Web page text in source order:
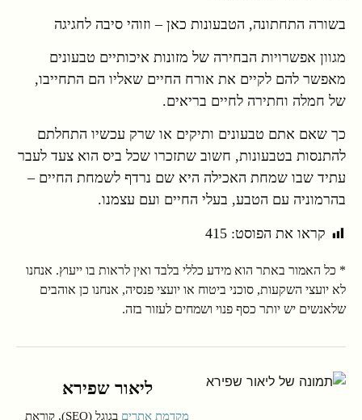
בשורה התחתונה, הטבעונות כאן – וזוהי סיבה לחגיגה
מגוון אפשרויות הבחירה של מזונות איכותיים טבעונים
מאפשר להם לקיים את אורח החיים שאליו הם התחייבו,
של חמלה וחתירה לחיים בריאים.
כך שאם אתם טבעונים ותיקים או שרק עכשיו התחלתם
להתנסות בטבעונות, חשוב שתזכרו שכל ביס הוא צעד לעבר
עתיד שבו שמחת האכילה היא שם נרדף לשמחת החיים –
בהרמוניה עם הטבע, בעלי החיים ועם עצמנו.
קראו את הפוסט: 415
* כל האמור באתר הוא מידע כללי בלבד ואין לראות בו ייעוץ. אנחנו
לא יועצי השקעות, סוכני ביטוח או יועצי פנסיה, אנחנו כן אוהבים
שלאנשים יש יותר כסף פנוי ושמחים לעזור בזה.
ליאור שפירא
מקדמת אתרים
בגוגל (SEO), קוראת